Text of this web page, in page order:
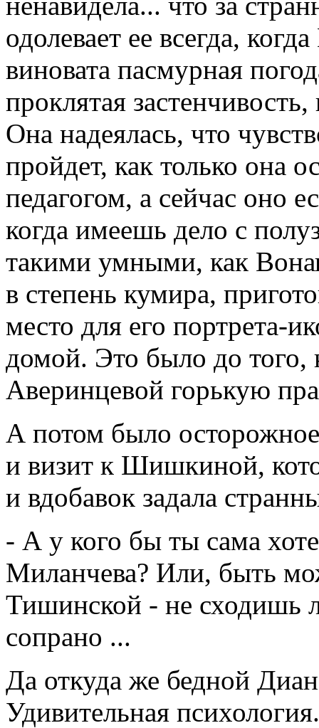
одолевает ее всегда,
виновата пасмурная
проклятая
Она надеялась, что
пройдет, как только она
педагогом, а сейчас оно
когда имеешь дело с
такими умными, как
в степень кумира,
место для его портрета-
домой. Это было до того,
Аверинцевой горькую
А потом было
и визит к Шишкиной,
и вдобавок задала
- А у кого бы ты сама
Миланчева? Или, быть
Тишинской - не сходишь
сопрано ...
Да откуда же бедной
Удивительная